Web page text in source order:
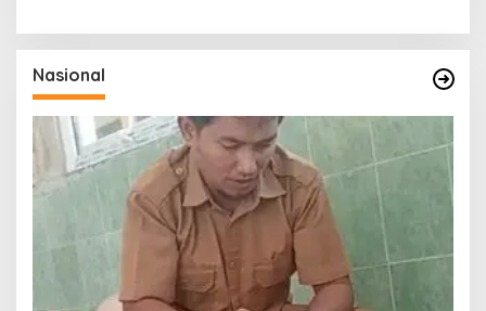
Nasional